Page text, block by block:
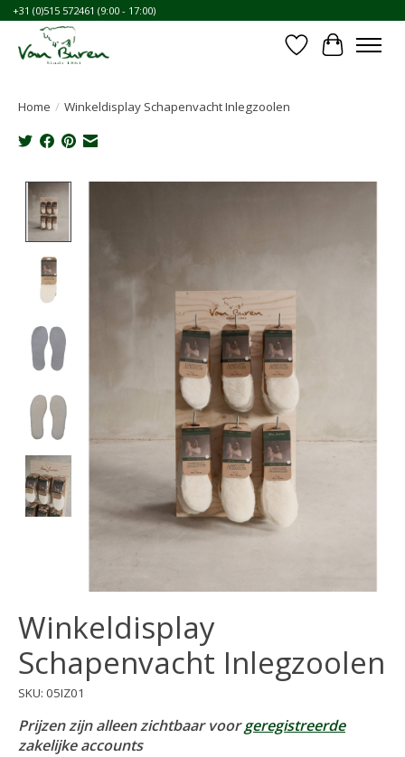
+31 (0)515 572461 (9:00 - 17:00)
Verlanglijst
Home / Winkeldisplay Schapenvacht Inlegzoolen
Winkeldisplay
Schapenvacht Inlegzoolen
SKU: 05IZ01
Prijzen zijn alleen zichtbaar voorgeregistreerde
zakelijke accounts